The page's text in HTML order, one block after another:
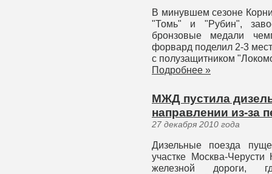
В минувшем сезоне
"Томь" и "Рубин",
бронзовые медали
форвард поделил 2-3
с полузащитником
Подробнее »
МЖД пустила
направлении из-за
27 декабря 2010 года
Дизельные поезда
участке Москва-Черусти
железной дороги,